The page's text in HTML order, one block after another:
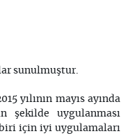
sunulmuştur.
yılının mayıs ayında
uygulanması
biri için iyi uygulamaları